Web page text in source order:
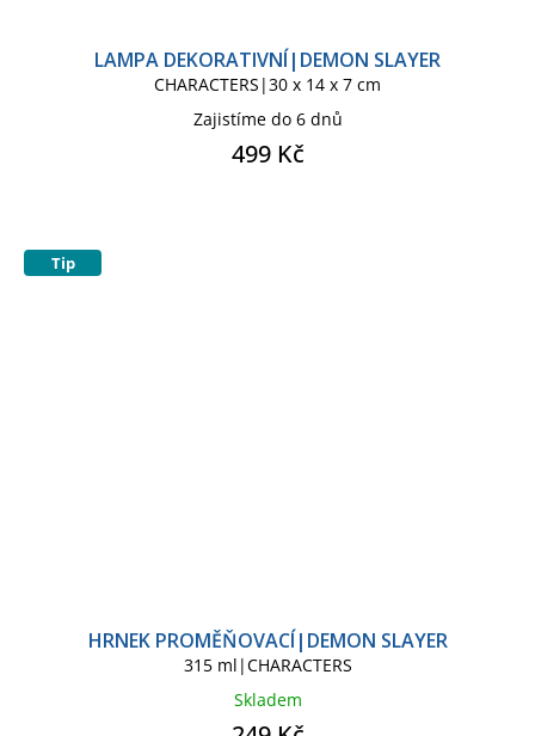
LAMPA DEKORATIVNÍ|DEMON SLAYER
CHARACTERS|30 x 14 x 7 cm
Zajistíme do 6 dnů
499 Kč
Tip
HRNEK PROMĚŇOVACÍ|DEMON SLAYER
315 ml|CHARACTERS
Skladem